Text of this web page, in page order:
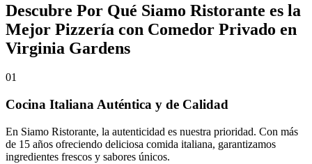
Descubre Por Qué Siamo Ristorante es la
Mejor Pizzería con Comedor Privado en
Virginia Gardens
01
Cocina Italiana Auténtica y de Calidad
En Siamo Ristorante, la autenticidad es nuestra prioridad. Con más
de 15 años ofreciendo deliciosa comida italiana, garantizamos
ingredientes frescos y sabores únicos.